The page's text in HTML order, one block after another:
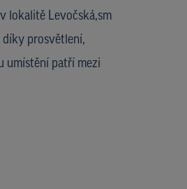
lokalitě Levočská,sm
díky prosvětlení,
umístění patří mezi